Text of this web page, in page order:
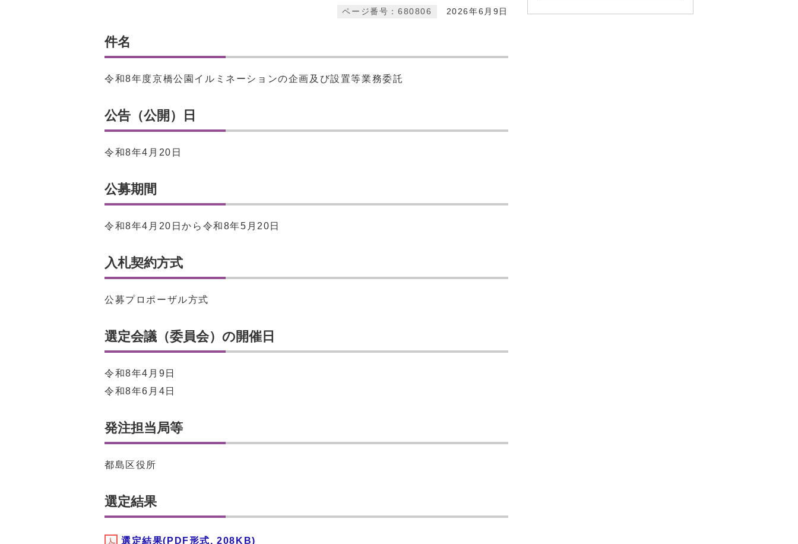
2026年6月9日
ページ番号：680806
件名
令和8年度京橋公園イルミネーションの企画及び設置等業務委託
公告（公開）日
令和8年4月20日
公募期間
令和8年4月20日から令和8年5月20日
入札契約方式
公募プロポーザル方式
選定会議（委員会）の開催日
令和8年4月9日
令和8年6月4日
発注担当局等
都島区役所
選定結果
選定結果(PDF形式, 208KB)